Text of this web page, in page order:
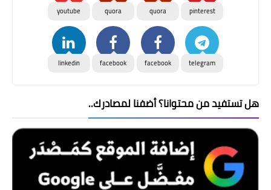
pinterest
quora
quora
youtube
telegram
facebook
facebook
linkedin
هل تستفيد من محتوانا؟ أضفنا لمصادرك..